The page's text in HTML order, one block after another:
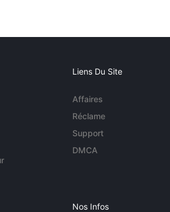
Liens Du Site
Affaires
Réclame
Support
DMCA
Nos Infos